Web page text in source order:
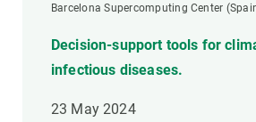
Barcelona Supercomputing Center
Decision-support tools for
infectious diseases.
23 May 2024